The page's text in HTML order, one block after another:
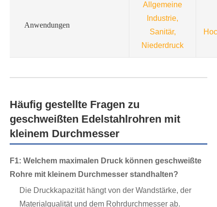
Anwendungen
Allgemeine
Industrie,
Sanitär,
Niederdruck
Häufig gestellte Fragen zu
geschweißten Edelstahlrohren mit
kleinem Durchmesser
F1: Welchem ​​maximalen Druck können geschweißte
Rohre mit kleinem Durchmesser standhalten?
Die Druckkapazität hängt von der Wandstärke, der
Materialqualität und dem Rohrdurchmesser ab.